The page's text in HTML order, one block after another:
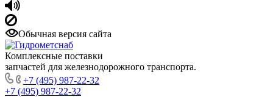
Обычная версия сайта
Комплексные поставки
запчастей для железнодорожного транспорта.
+7 (495) 987-22-32
+7 (495) 987-22-32